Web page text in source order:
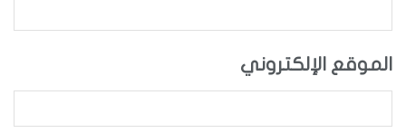
الموقع الإلكتروني